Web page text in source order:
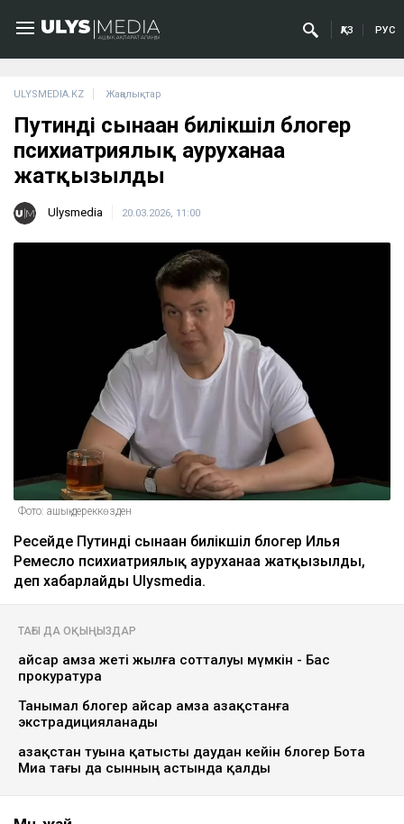
ҚАЗ РУС
ULYSMEDIA.KZ Жаңалықтар
Путинді сынаған билікшіл блогер
психиатриялық ауруханаға
жатқызылды
Ulysmedia 20.03.2026, 11:00
Фото: ашық дереккөзден
Ресейде Путинді сынаған билікшіл блогер Илья
Ремесло психиатриялық ауруханаға жатқызылды,
деп хабарлайды Ulysmedia.
ТАҒЫ ДА ОҚЫҢЫЗДАР
Қайсар Қамза жеті жылға сотталуы мүмкін - Бас
прокуратура
Танымал блогер Қайсар Қамза Қазақстанға
экстрадицияланады
Қазақстан туына қатысты даудан кейін блогер Бота
Миа тағы да сынның астында қалды